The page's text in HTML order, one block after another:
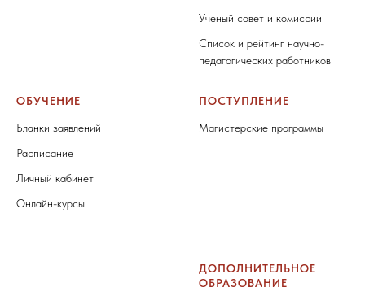
Ученый совет и комиссии
Список и рейтинг научно-
педагогических работников
ОБУЧЕНИЕ
Бланки заявлений
Расписание
Личный кабинет
Онлайн-курсы
ПОСТУПЛЕНИЕ
Магистерские программы
ДОПОЛНИТЕЛЬНОЕ
ОБРАЗОВАНИЕ